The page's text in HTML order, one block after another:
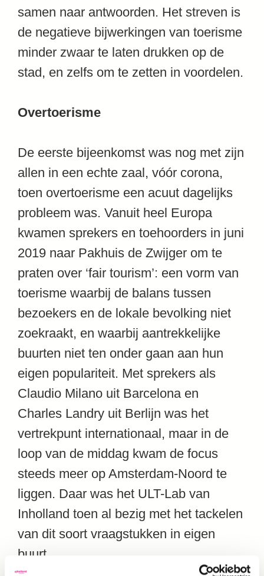
samen naar antwoorden. Het streven is
de negatieve bijwerkingen van toerisme
minder zwaar te laten drukken op de
stad, en zelfs om te zetten in voordelen.
Overtoerisme
De eerste bijeenkomst was nog met zijn
allen in een echte zaal, vóór corona,
toen overtoerisme een acuut dagelijks
probleem was. Vanuit heel Europa
kwamen sprekers en toehoorders in juni
2019 naar Pakhuis de Zwijger om te
praten over ‘fair tourism’: een vorm van
toerisme waarbij de balans tussen
bezoekers en de lokale bevolking niet
zoekraakt, en waarbij aantrekkelijke
buurten niet ten onder gaan aan hun
eigen populariteit. Met sprekers als
Claudio Milano uit Barcelona en
Charles Landry uit Berlijn was het
vertrekpunt internationaal, maar in de
loop van de middag kwam de focus
steeds meer op Amsterdam-Noord te
liggen. Daar was het ULT-Lab van
Inholland toen al bezig met het tackelen
van dit soort vraagstukken in eigen
buurt.